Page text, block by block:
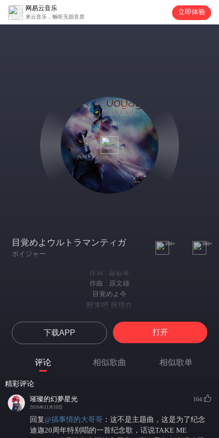
网易云音乐
来云音乐，畅听无损音质
立即体验
目覚めよウルトラマンティガ
ボイジャー
999+ 999+
作词 : 原彰孝
作曲 : 原文雄
目覚めよ今
醒来吧 就现在
已经睡了很久了
立ち上がれ今
现在站起来吧
为了爱与正义
悲しみの海に
在悲伤的海洋里
下载APP 打开
评论 相似歌曲 相似歌单
精彩评论
璀璨的幻夢星光
2016年11月10日
164
回复@搞事情的大哥哥 ： 这不是主题曲，这是为了纪念
迪迦20周年特别唱的一首纪念歌，话说TAKE ME